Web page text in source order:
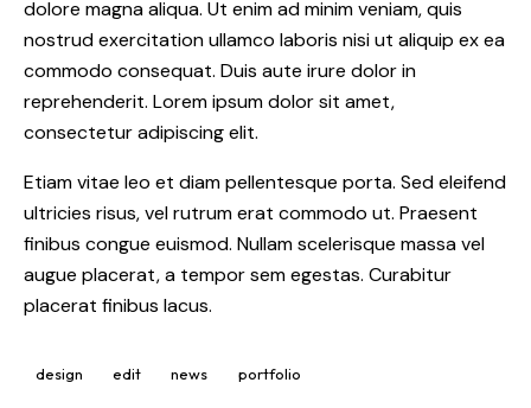
dolore magna aliqua. Ut enim ad minim veniam, quis
nostrud exercitation ullamco laboris nisi ut aliquip ex ea
commodo consequat. Duis aute irure dolor in
reprehenderit. Lorem ipsum dolor sit amet,
consectetur adipiscing elit.
Etiam vitae leo et diam pellentesque porta. Sed eleifend
ultricies risus, vel rutrum erat commodo ut. Praesent
finibus congue euismod. Nullam scelerisque massa vel
augue placerat, a tempor sem egestas. Curabitur
placerat finibus lacus.
design edit news portfolio